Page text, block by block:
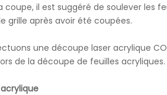
il est suggéré de soulever les
grille après avoir été coupées.
une découpe laser acrylique
de la découpe de feuilles acryliques.